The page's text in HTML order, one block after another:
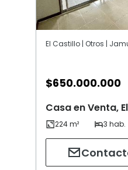
El Castillo | Otros |
$650.000.000
Casa en Venta,